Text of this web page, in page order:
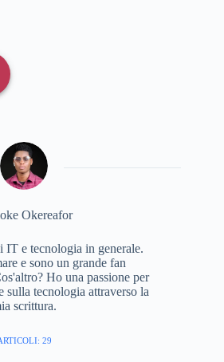
Okereafor
IT e tecnologia in generale.
e sono un grande fan
Ho una passione per
sulla tecnologia attraverso la
scrittura.
29